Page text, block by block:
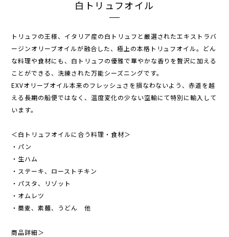
白トリュフオイル
トリュフの王様、イタリア産の白トリュフと厳選されたエキストラバ
ージンオリーブオイルが融合した、極上の本格トリュフオイル。どん
な料理や食材にも、白トリュフの優雅で華やかな香りを贅沢に加える
ことができる、洗練された万能シーズニングです。
EXVオリーブオイル本来のフレッシュさを損なわないよう、赤道を越
える長期の船便ではなく、温度変化の少ない空輸にて特別に輸入して
います。
＜白トリュフオイルに合う料理・食材＞
・パン
・生ハム
・ステーキ、ローストチキン
・パスタ、リゾット
・オムレツ
・蕎麦、素麺、うどん 他
商品詳細＞